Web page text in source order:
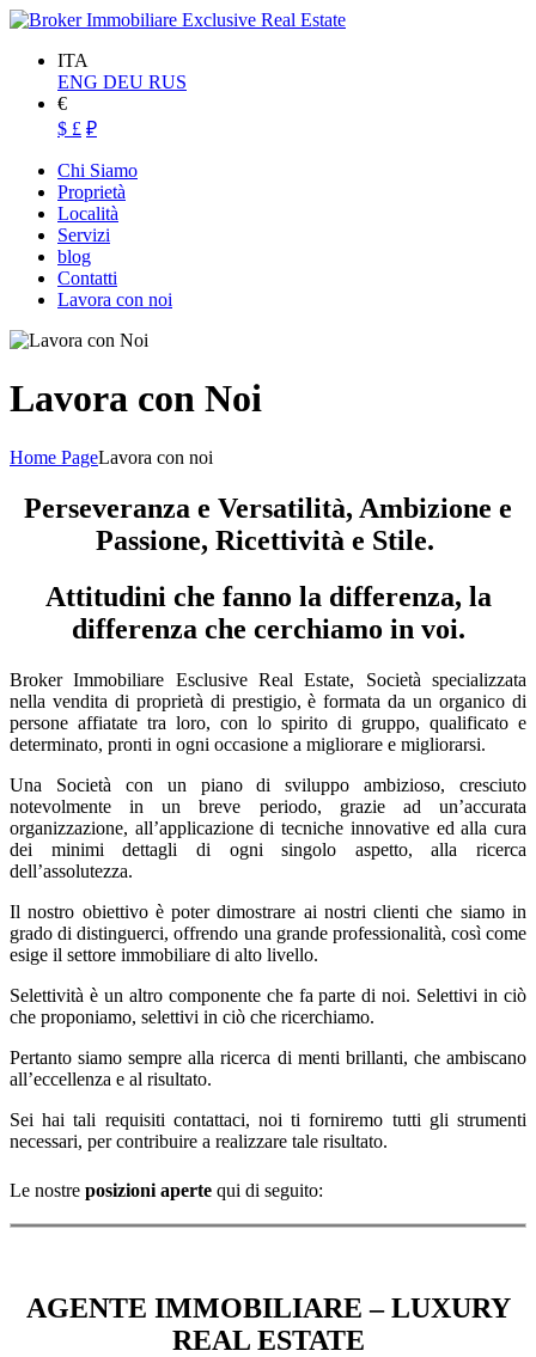
ITA
ENG DEU RUS
€
$ £ ₽
Chi Siamo
Proprietà
Località
Servizi
blog
Contatti
Lavora con noi
Lavora con Noi
Home PageLavora con noi
Perseveranza e Versatilità, Ambizione e
Passione, Ricettività e Stile.
Attitudini che fanno la differenza, la
differenza che cerchiamo in voi.
Broker Immobiliare Esclusive Real Estate, Società specializzata
nella vendita di proprietà di prestigio, è formata da un organico di
persone affiatate tra loro, con lo spirito di gruppo, qualificato e
determinato, pronti in ogni occasione a migliorare e migliorarsi.
Una Società con un piano di sviluppo ambizioso, cresciuto
notevolmente in un breve periodo, grazie ad un’accurata
organizzazione, all’applicazione di tecniche innovative ed alla cura
dei minimi dettagli di ogni singolo aspetto, alla ricerca
dell’assolutezza.
Il nostro obiettivo è poter dimostrare ai nostri clienti che siamo in
grado di distinguerci, offrendo una grande professionalità, così come
esige il settore immobiliare di alto livello.
Selettività è un altro componente che fa parte di noi. Selettivi in ciò
che proponiamo, selettivi in ciò che ricerchiamo.
Pertanto siamo sempre alla ricerca di menti brillanti, che ambiscano
all’eccellenza e al risultato.
Sei hai tali requisiti contattaci, noi ti forniremo tutti gli strumenti
necessari, per contribuire a realizzare tale risultato.
Le nostre posizioni aperte qui di seguito:
AGENTE IMMOBILIARE – LUXURY
REAL ESTATE